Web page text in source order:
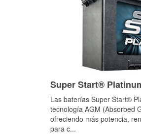
Super Start®
Las baterías Super Start®
tecnología AGM (Absorbed
ofreciendo más potencia,
para c...